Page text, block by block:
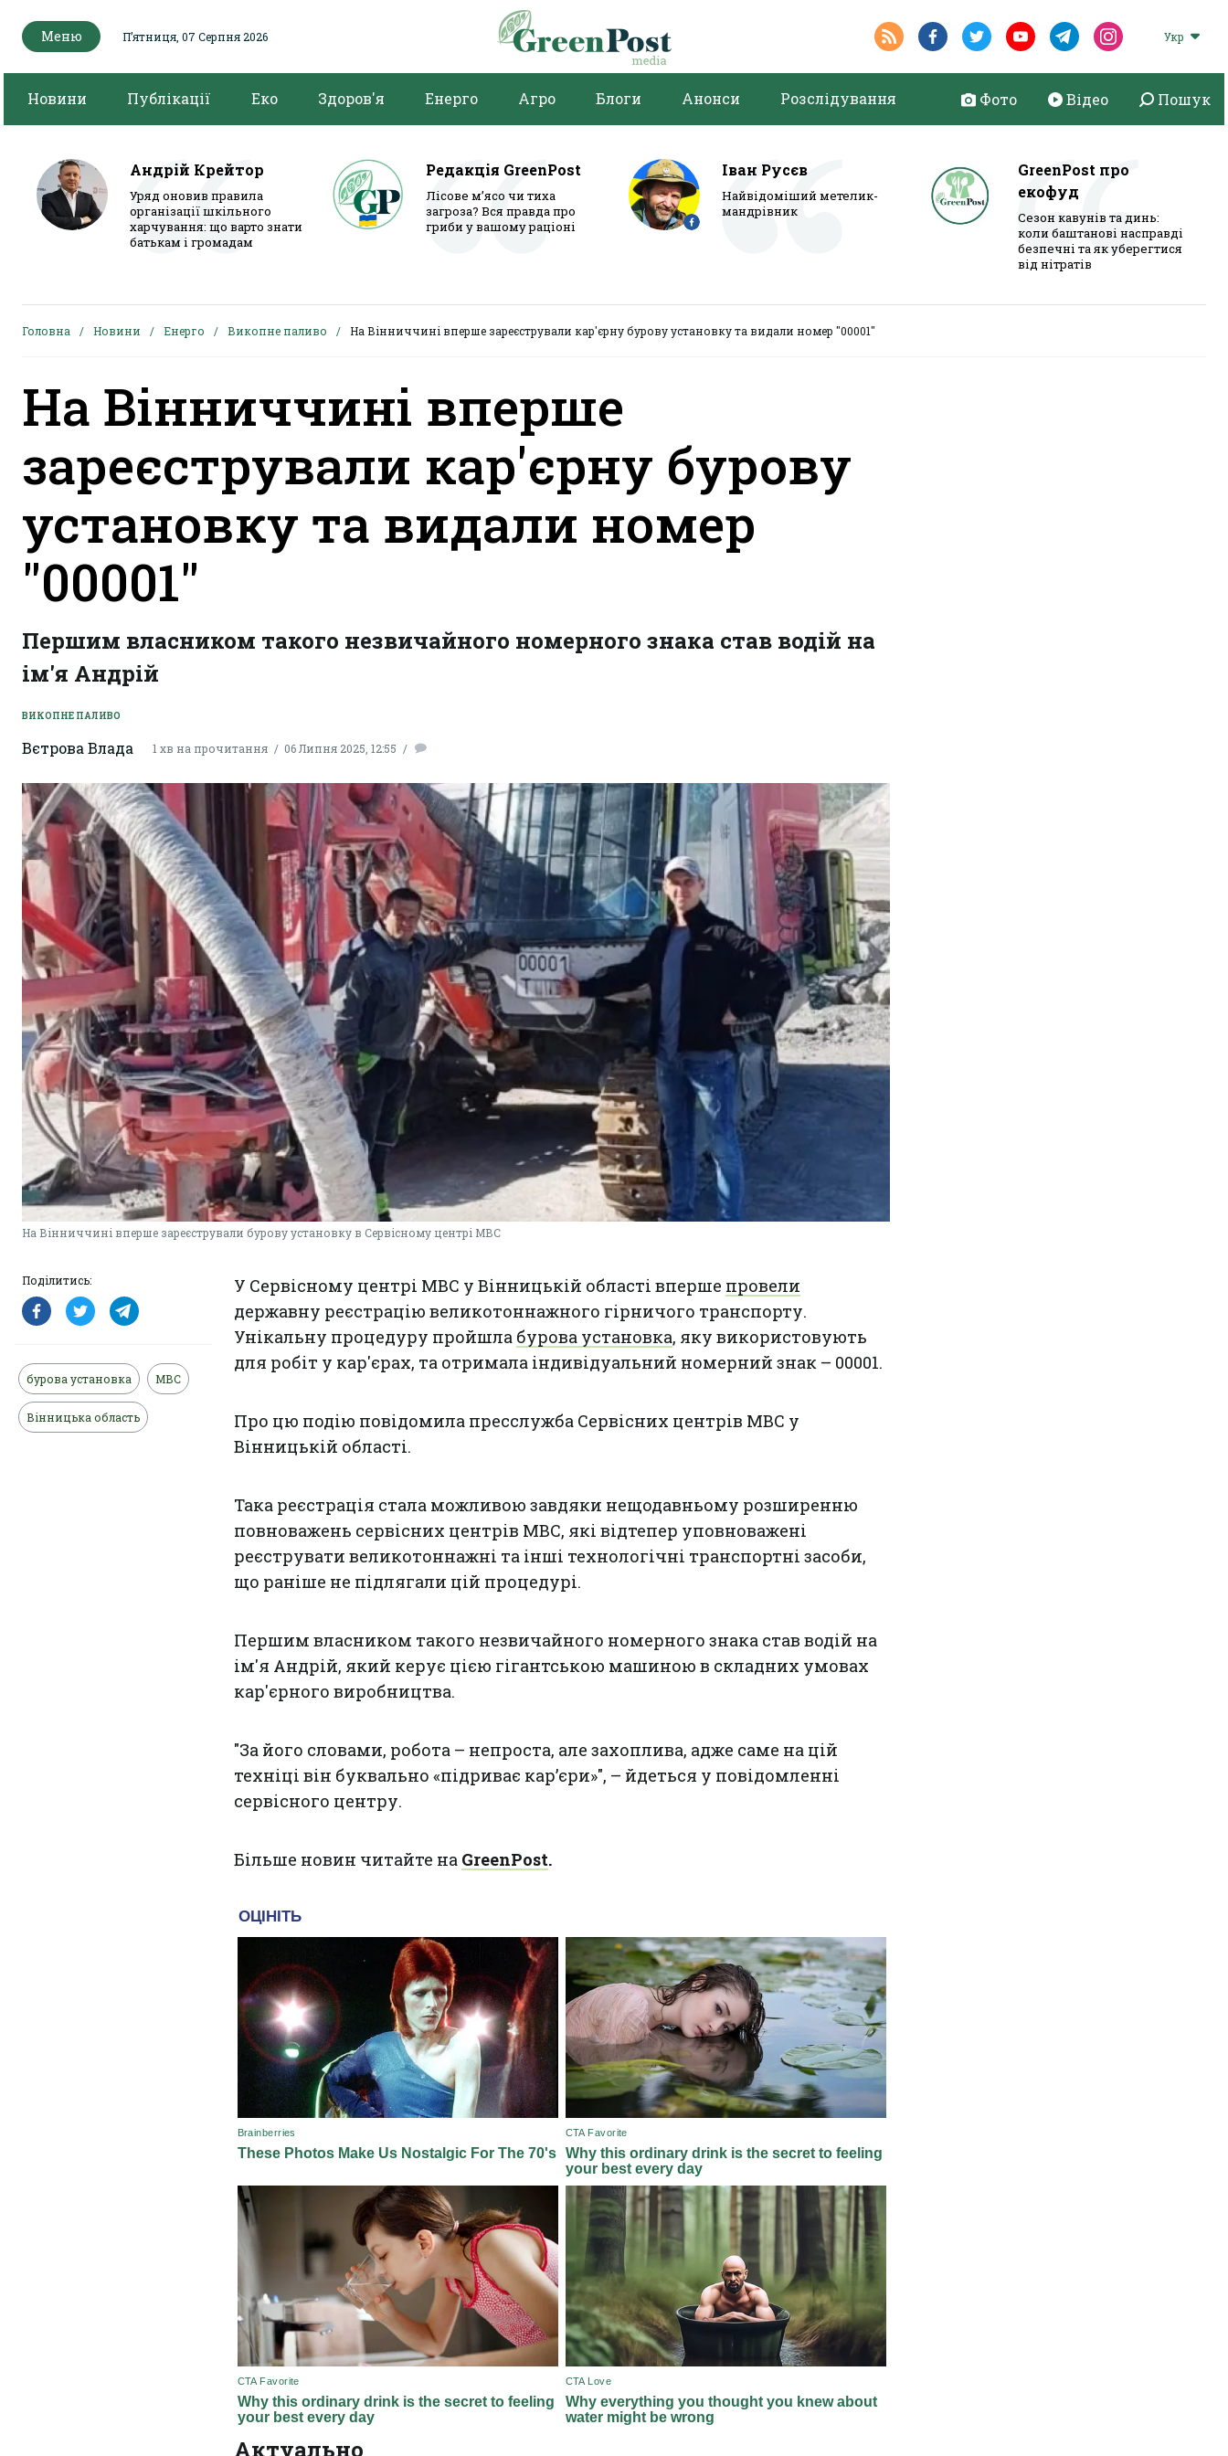
Меню Пʼятниця, 07 Серпня 2026 Укр
Новини Публікації Еко Здоров'я Енерго Агро Блоги Анонси Розслідування Фото Відео Пошук
Андрій Крейтор
Уряд оновив правила
організації шкільного
харчування: що варто знати
батькам і громадам
Редакція GreenPost
Лісове м’ясо чи тиха
загроза? Вся правда про
гриби у вашому раціоні
Іван Русєв
Найвідоміший метелик-
мандрівник
GreenPost про
екофуд
Сезон кавунів та динь:
коли баштанові насправді
безпечні та як уберегтися
від нітратів
Головна Новини Енерго Викопне паливо На Вінниччині вперше зареєстрували кар'єрну бурову установку та видали номер "00001"
На Вінниччині вперше
зареєстрували кар'єрну бурову
установку та видали номер
"00001"
Першим власником такого незвичайного номерного знака став водій на
ім'я Андрій
ВИКОПНЕ ПАЛИВО
Вєтрова Влада 1 хв на прочитання 06 Липня 2025, 12:55
На Вінниччині вперше зареєстрували бурову установку в Сервісному центрі МВС
Поділитись:
бурова установка МВС
Вінницька область
У Сервісному центрі МВС у Вінницькій області вперше провели
державну реєстрацію великотоннажного гірничого транспорту.
Унікальну процедуру пройшла бурова установка, яку використовують
для робіт у кар'єрах, та отримала індивідуальний номерний знак – 00001.
Про цю подію повідомила пресслужба Сервісних центрів МВС у
Вінницькій області.
Така реєстрація стала можливою завдяки нещодавньому розширенню
повноважень сервісних центрів МВС, які відтепер уповноважені
реєструвати великотоннажні та інші технологічні транспортні засоби,
що раніше не підлягали цій процедурі.
Першим власником такого незвичайного номерного знака став водій на
ім'я Андрій, який керує цією гігантською машиною в складних умовах
кар'єрного виробництва.
"За його словами, робота – непроста, але захоплива, адже саме на цій
техніці він буквально «підриває кар’єри»", – йдеться у повідомленні
сервісного центру.
Більше новин читайте на GreenPost.
Актуально